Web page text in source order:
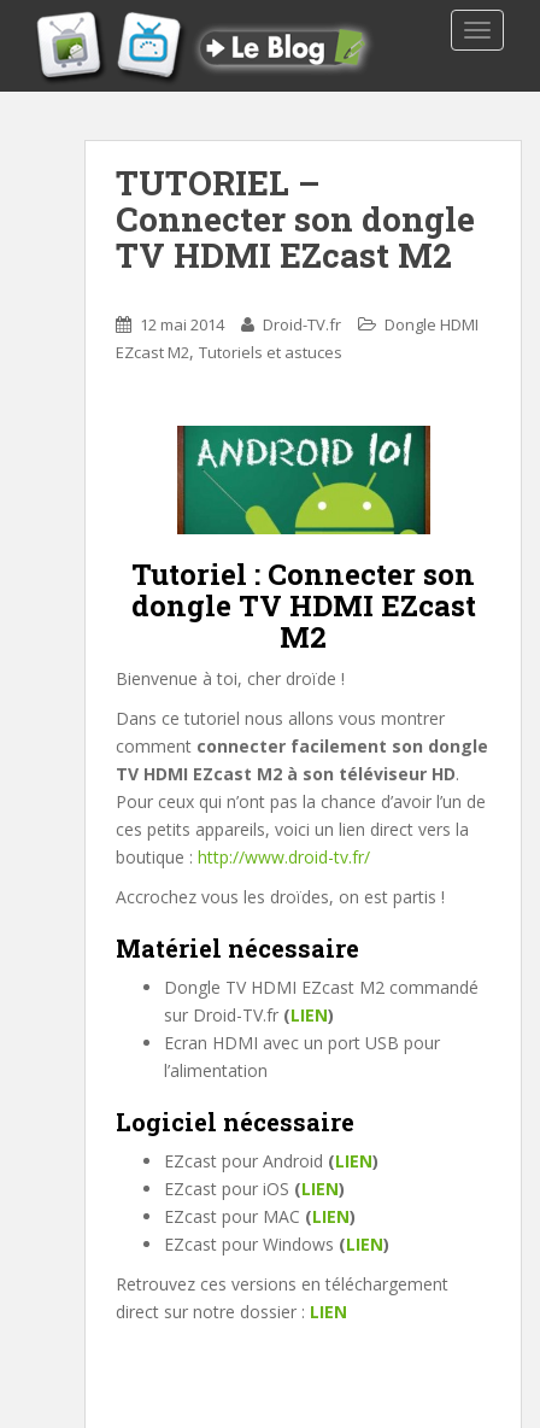
TUTORIEL –
Connecter son dongle
TV HDMI EZcast M2
12 mai 2014 Droid-TV.fr
Dongle HDMI
EZcast M2, Tutoriels et astuces
Tutoriel : Connecter son
dongle TV HDMI EZcast
M2
Bienvenue à toi, cher droïde !
Dans ce tutoriel nous allons vous montrer
comment connecter facilement son dongle
TV HDMI EZcast M2 à son téléviseur HD.
Pour ceux qui n’ont pas la chance d’avoir l’un de
ces petits appareils, voici un lien direct vers la
boutique : http://www.droid-tv.fr/
Accrochez vous les droïdes, on est partis !
Matériel nécessaire
Dongle TV HDMI EZcast M2 commandé
sur Droid-TV.fr (LIEN)
Ecran HDMI avec un port USB pour
l’alimentation
Logiciel nécessaire
EZcast pour Android (LIEN)
EZcast pour iOS (LIEN)
EZcast pour MAC (LIEN)
EZcast pour Windows (LIEN)
Retrouvez ces versions en téléchargement
direct sur notre dossier : LIEN